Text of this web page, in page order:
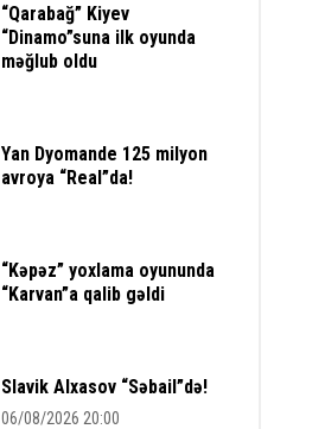
“Qarabağ” Kiyev
“Dinamo”suna ilk oyunda
məğlub oldu
Yan Dyomande 125 milyon
avroya “Real”da!
“Kəpəz” yoxlama oyununda
“Karvan”a qalib gəldi
Slavik Alxasov “Səbail”də!
06/08/2026 20:00